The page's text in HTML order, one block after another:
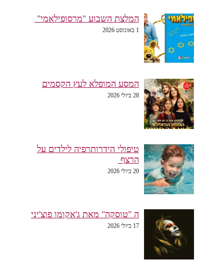
המלצת השבוע "מרסופילאמי"
1 באוגוסט 2026
המסע המופלא לעץ הקסמים
28 ביולי 2026
טיפולי הידרותרפיה לילדים על
הרצף
20 ביולי 2026
ה "טוסקה" מאת ג'אקומו פוצ'יני
17 ביולי 2026